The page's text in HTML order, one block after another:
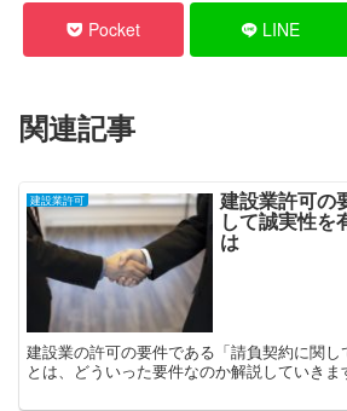
Pocket LINE
関連記事
建設業許可 建設業許可の
して誠実性を
は
建設業の許可の要件である「請負契約に関し
とは、どういった要件なのか解説していきま